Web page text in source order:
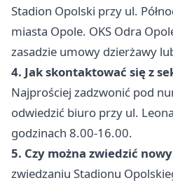
Stadion Opolski przy ul.
miasta Opole. OKS Odra
zasadzie umowy dzierżawy
4. Jak skontaktować się z
Najprościej zadzwonić pod
odwiedzić biuro przy ul.
godzinach 8.00-16.00.
5. Czy można zwiedzić
zwiedzaniu Stadionu